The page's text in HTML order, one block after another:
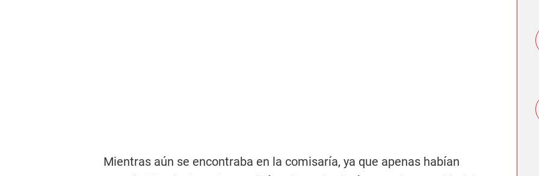
Mientras aún se encontraba en la comisaría, ya que apenas habían